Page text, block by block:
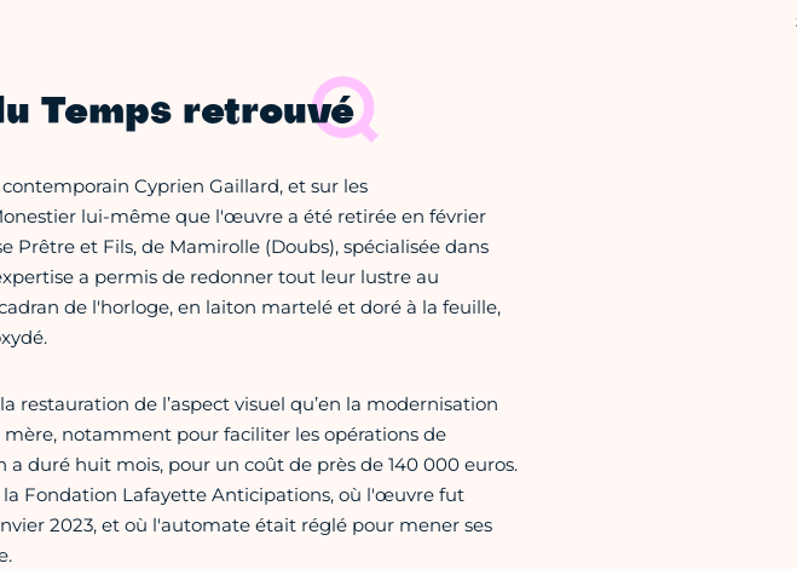
Temps retrouvé
Cyprien Gaillard, et sur les
lui-même que l'œuvre a été retirée en février
Prêtre et Fils, de Mamirolle (Doubs), spécialisée dans
a permis de redonner tout leur lustre au
de l'horloge, en laiton martelé et doré à la feuille,
restauration de l’aspect visuel qu’en la modernisation
mère, notamment pour faciliter les opérations de
duré huit mois, pour un coût de près de 140 000 euros.
Fondation Lafayette Anticipations, où l'œuvre fut
2023, et où l'automate était réglé pour mener ses